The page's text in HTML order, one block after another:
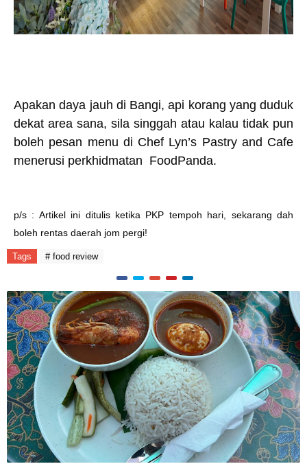
Apakan daya jauh di Bangi, api korang yang duduk
dekat area sana, sila singgah atau kalau tidak pun
boleh pesan menu di Chef Lyn’s Pastry and Cafe
menerusi perkhidmatan FoodPanda.
p/s : Artikel ini ditulis ketika PKP tempoh hari, sekarang dah
boleh rentas daerah jom pergi!
Tags # food review